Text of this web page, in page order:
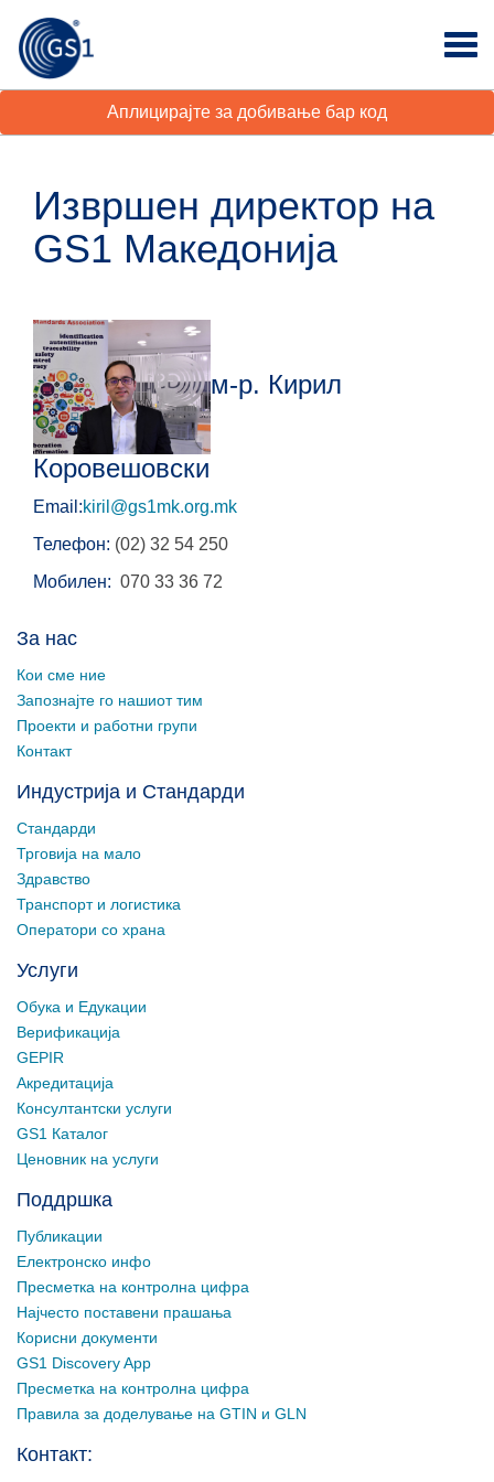
Аплицирајте за добивање бар код
Извршен директор на
GS1 Македонија
м-р. Кирил
Коровешовски
Email:kiril@gs1mk.org.mk
Телефон: (02) 32 54 250
Мобилен: 070 33 36 72
За нас
Кои сме ние
Запознајте го нашиот тим
Проекти и работни групи
Контакт
Индустрија и Стандарди
Стандарди
Трговија на мало
Здравство
Транспорт и логистика
Оператори со храна
Услуги
Обука и Едукации
Верификација
GEPIR
Акредитација
Консултантски услуги
GS1 Каталог
Ценовник на услуги
Поддршка
Публикации
Електронско инфо
Пресметка на контролна цифра
Најчесто поставени прашања
Корисни документи
GS1 Discovery App
Пресметка на контролна цифра
Правила за доделување на GTIN и GLN
Контакт: